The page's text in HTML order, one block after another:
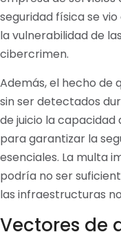
seguridad física se
la vulnerabilidad de
cibercrimen.
Además, el hecho de
sin ser detectados
de juicio la capacidad
para garantizar la
esenciales. La multa
podría no ser
las infraestructuras
Vectores de